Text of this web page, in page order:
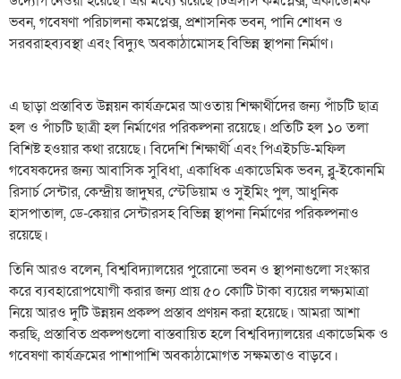
ভবন, গবেষণা পরিচালনা কমপ্লেক্স, প্রশাসনিক ভবন, পানি শোধন ও
সরবরাহব্যবস্থা এবং বিদ্যুৎ অবকাঠামোসহ বিভিন্ন স্থাপনা নির্মাণ।
এ ছাড়া প্রস্তাবিত উন্নয়ন কার্যক্রমের আওতায় শিক্ষার্থীদের জন্য পাঁচটি ছাত্র
হল ও পাঁচটি ছাত্রী হল নির্মাণের পরিকল্পনা রয়েছে। প্রতিটি হল ১০ তলা
বিশিষ্ট হওয়ার কথা রয়েছে। বিদেশি শিক্ষার্থী এবং পিএইচডি-মফিল
গবেষকদের জন্য আবাসিক সুবিধা, একাধিক একাডেমিক ভবন, ব্লু-ইকোনমি
রিসার্চ সেন্টার, কেন্দ্রীয় জাদুঘর, স্টেডিয়াম ও সুইমিং পুল, আধুনিক
হাসপাতাল, ডে-কেয়ার সেন্টারসহ বিভিন্ন স্থাপনা নির্মাণের পরিকল্পনাও
রয়েছে।
তিনি আরও বলেন, বিশ্ববিদ্যালয়ের পুরোনো ভবন ও স্থাপনাগুলো সংস্কার
করে ব্যবহারোপযোগী করার জন্য প্রায় ৫০ কোটি টাকা ব্যয়ের লক্ষ্যমাত্রা
নিয়ে আরও দুটি উন্নয়ন প্রকল্প প্রস্তাব প্রণয়ন করা হয়েছে। আমরা আশা
করছি, প্রস্তাবিত প্রকল্পগুলো বাস্তবায়িত হলে বিশ্ববিদ্যালয়ের একাডেমিক ও
গবেষণা কার্যক্রমের পাশাপাশি অবকাঠামোগত সক্ষমতাও বাড়বে।